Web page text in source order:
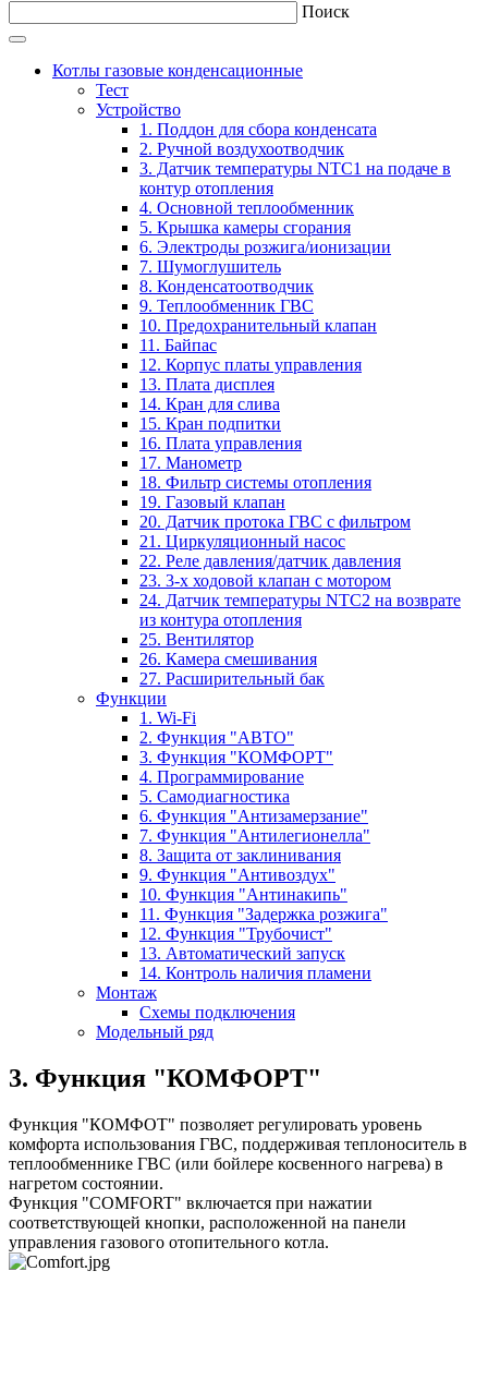
Поиск
Котлы газовые конденсационные
Тест
Устройство
1. Поддон для сбора конденсата
2. Ручной воздухоотводчик
3. Датчик температуры NTC1 на подаче в
контур отопления
4. Основной теплообменник
5. Крышка камеры сгорания
6. Электроды розжига/ионизации
7. Шумоглушитель
8. Конденсатоотводчик
9. Теплообменник ГВС
10. Предохранительный клапан
11. Байпас
12. Корпус платы управления
13. Плата дисплея
14. Кран для слива
15. Кран подпитки
16. Плата управления
17. Манометр
18. Фильтр системы отопления
19. Газовый клапан
20. Датчик протока ГВС с фильтром
21. Циркуляционный насос
22. Реле давления/датчик давления
23. 3-х ходовой клапан с мотором
24. Датчик температуры NTC2 на возврате
из контура отопления
25. Вентилятор
26. Камера смешивания
27. Расширительный бак
Функции
1. Wi-Fi
2. Функция "АВТО"
3. Функция "КОМФОРТ"
4. Программирование
5. Самодиагностика
6. Функция "Антизамерзание"
7. Функция "Антилегионелла"
8. Защита от заклинивания
9. Функция "Антивоздух"
10. Функция "Антинакипь"
11. Функция "Задержка розжига"
12. Функция "Трубочист"
13. Автоматический запуск
14. Контроль наличия пламени
Монтаж
Схемы подключения
Модельный ряд
3. Функция "КОМФОРТ"
Функция "КОМФОТ" позволяет регулировать уровень
комфорта иcпользования ГВС, поддерживая теплоноситель в
теплообменнике ГВС (или бойлере косвенного нагрева) в
нагретом состоянии.
Функция "COMFORT" включается при нажатии
соответствующей кнопки, расположенной на панели
управления газового отопительного котла.